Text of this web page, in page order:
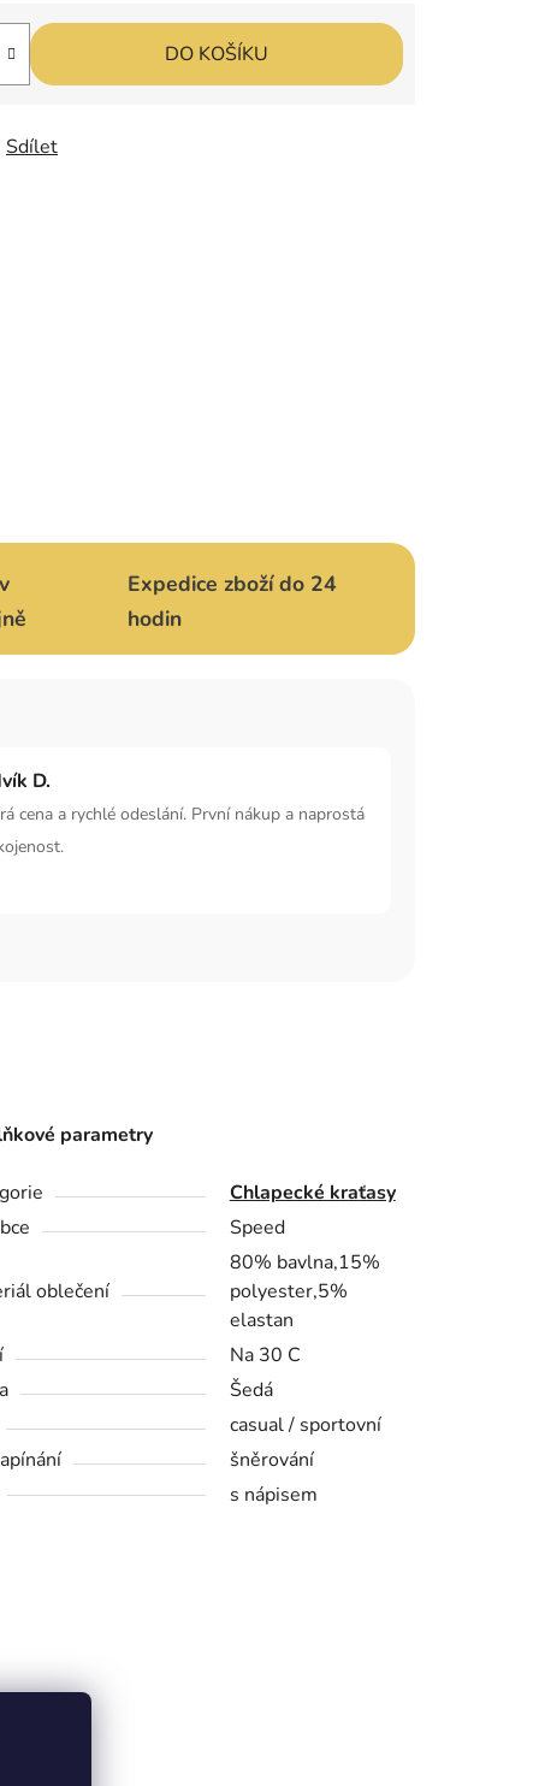
DO KOŠÍKU
Sdílet
Expedice zboží do 24
hodin
D.
cena a rychlé odeslání. První nákup a naprostá
parametry
Chlapecké kraťasy
Speed
oblečení
80% bavlna,15%
polyester,5%
elastan
Na 30 C
Šedá
casual / sportovní
šněrování
s nápisem